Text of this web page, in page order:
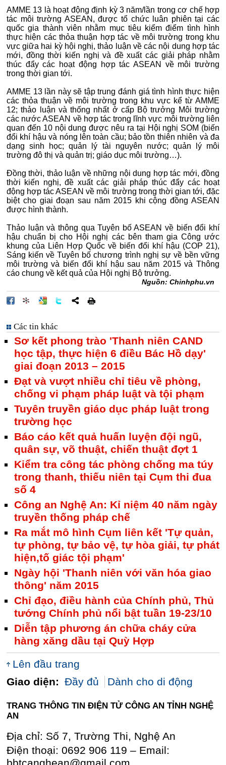
AMME 13 là hoạt động định kỳ 3 năm/lần trong cơ chế hợp
tác môi trường ASEAN, được tổ chức luân phiên tại các
quốc gia thành viên nhằm mục tiêu kiểm điểm tình hình
thực hiện các thỏa thuận hợp tác về môi trường trong khu
vực giữa hai kỳ hội nghị, thảo luận về các nội dung hợp tác
mới, đồng thời kiến nghị và đề xuất các giải pháp nhằm
thúc đẩy các hoạt động hợp tác ASEAN về môi trường
trong thời gian tới.
AMME 13 lần này sẽ tập trung đánh giá tình hình thực hiện
các thỏa thuận về môi trường trong khu vực kể từ AMME
12; thảo luận và thống nhất ở cấp Bộ trưởng Môi trường
các nước ASEAN về hợp tác trong lĩnh vực môi trường liên
quan đến 10 nội dung được nêu ra tại Hội nghị SOM (biến
đổi khí hậu và nóng lên toàn cầu; bảo tồn thiên nhiên và đa
dạng sinh học; quản lý tài nguyên nước; quản lý môi
trường đô thị và quản trị; giáo dục môi trường…).
Đồng thời, thảo luận về những nội dung hợp tác mới, đồng
thời kiến nghị, đề xuất các giải pháp thúc đẩy các hoạt
động hợp tác ASEAN về môi trường trong thời gian tới, đặc
biệt cho giai đoạn sau năm 2015 khi cộng đồng ASEAN
được hình thành.
Thảo luận và thông qua Tuyên bố ASEAN về biến đổi khí
hậu chuẩn bị cho Hội nghị các bên tham gia Công ước
khung của Liên Hợp Quốc về biến đổi khí hậu (COP 21),
Sáng kiến về Tuyên bố chương trình nghị sự về bền vững
môi trường và biến đổi khí hậu sau năm 2015 và Thông
cáo chung về kết quả của Hội nghị Bộ trưởng.
Nguồn: Chinhphu.vn
Các tin khác
Sơ kết phong trào 'Thanh niên CAND
học tập, thực hiện 6 điều Bác Hồ dạy'
giai đoạn 2013 – 2015
Đạt và vượt nhiều chỉ tiêu về phòng,
chống vi phạm pháp luật và tội phạm
Tuyên truyền giáo dục pháp luật trong
trường học
Báo cáo kết quả huấn luyện đội ngũ,
quân sự, võ thuật, chiến thuật đợt 1
Kiểm tra công tác phòng chống ma túy
trong thanh, thiếu niên tại Cụm thi đua
số 4
Công an Nghệ An: Kỉ niệm 40 năm ngày
truyền thống pháp chế
Ra mắt mô hình Cụm liên kết 'Tự quản,
tự phòng, tự bảo vệ, tự hòa giải, tự phát
hiện,tố giác tội phạm'
Ngày hội 'Thanh niên với văn hóa giao
thông' năm 2015
Chỉ đạo, điều hành của Chính phủ, Thủ
tướng Chính phủ nổi bật tuần 19-23/10
Diễn tập phương án chữa cháy cửa
hàng xăng dầu tại Quỳ Hợp
Lên đầu trang
Giao diện: Đầy đủ Dành cho di động
TRANG THÔNG TIN ĐIỆN TỬ CÔNG AN TỈNH NGHỆ
AN
Địa chỉ: Số 7, Trường Thi, Nghệ An
Điện thoại: 0692 906 119 – Email: